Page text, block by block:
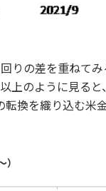
りの差を重ねて
上のように見る
換を織り込む米